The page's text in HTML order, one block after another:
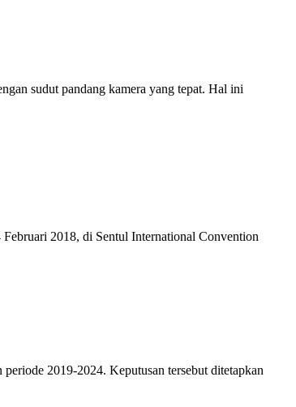
sudut pandang kamera yang tepat. Hal ini
2018, di Sentul International Convention
2019-2024. Keputusan tersebut ditetapkan